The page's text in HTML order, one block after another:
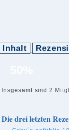
Inhalt
Insgesamt sind 2
Die drei letzten